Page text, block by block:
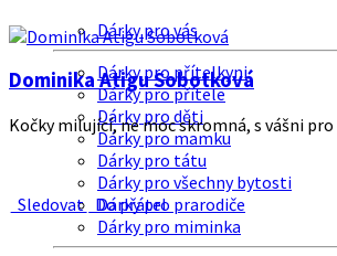
Dárky pro vás
Dárky pro přítelkyni
Dárky pro přítele
Dárky pro děti
Dárky pro mamku
Dárky pro tátu
Dárky pro všechny bytosti
Dárky pro prarodiče
Dárky pro miminka
Dominika Atigu Sobotková
Kočky milující, ne moc skromná, s vášni
Sledovat Do přátel